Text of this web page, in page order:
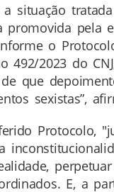
situação
promovida
o
492/2023 do
que
sexistas”,
Protocolo,
E, a